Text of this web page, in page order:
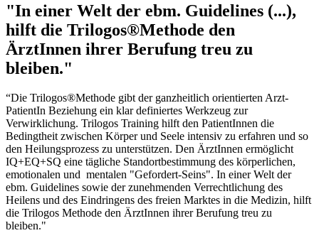
"In einer Welt der ebm. Guidelines (...),
hilft die Trilogos®Methode den
ÄrztInnen ihrer Berufung treu zu
bleiben."
“Die Trilogos®Methode gibt der ganzheitlich orientierten Arzt-
PatientIn Beziehung ein klar definiertes Werkzeug zur
Verwirklichung. Trilogos Training hilft den PatientInnen die
Bedingtheit zwischen Körper und Seele intensiv zu erfahren und so
den Heilungsprozess zu unterstützen. Den ÄrztInnen ermöglicht
IQ+EQ+SQ eine tägliche Standortbestimmung des körperlichen,
emotionalen und mentalen "Gefordert-Seins". In einer Welt der
ebm. Guidelines sowie der zunehmenden Verrechtlichung des
Heilens und des Eindringens des freien Marktes in die Medizin, hilft
die Trilogos Methode den ÄrztInnen ihrer Berufung treu zu
bleiben."